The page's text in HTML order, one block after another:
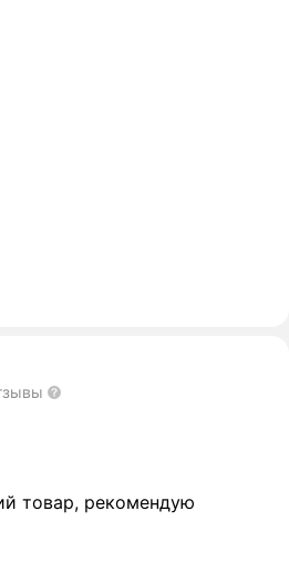
товар, рекомендую